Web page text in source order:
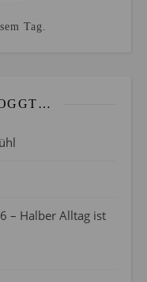
Tag.
– Halber Alltag ist